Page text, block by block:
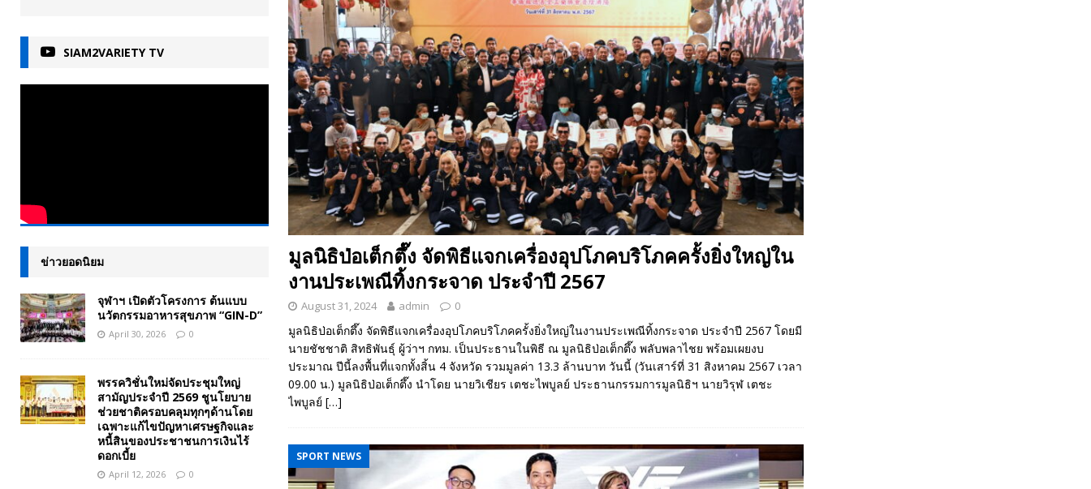
มูลนิธิป่อเต็กตึ๊ง จัดพิธีแจกเครื่องอุปโภคบริโภคครั้งยิ่งใหญ่ใน
งานประเพณีทิ้งกระจาด ประจำปี 2567
August 31, 2024 admin 0
มูลนิธิป่อเต็กตึ๊ง จัดพิธีแจกเครื่องอุปโภคบริโภคครั้งยิ่งใหญ่ในงานประเพณีทิ้งกระจาด ประจำปี 2567 โดยมี
นายชัชชาติ สิทธิพันธุ์ ผู้ว่าฯ กทม. เป็นประธานในพิธี ณ มูลนิธิป่อเต็กตึ๊ง พลับพลาไชย พร้อมเผยงบ
ประมาณ ปีนี้ลงพื้นที่แจกทั้งสิ้น 4 จังหวัด รวมมูลค่า 13.3 ล้านบาท วันนี้ (วันเสาร์ที่ 31 สิงหาคม 2567 เวลา
09.00 น.) มูลนิธิป่อเต็กตึ๊ง นำโดย นายวิเชียร เตชะไพบูลย์ ประธานกรรมการมูลนิธิฯ นายวิรุฬ เตชะ
ไพบูลย์ […]
SPORT NEWS
SIAM2VARIETY TV
ข่าวยอดนิยม
จุฬาฯ เปิดตัวโครงการ ต้นแบบ
นวัตกรรมอาหารสุขภาพ “GIN-D”
April 30, 2026 0
พรรควิชั่นใหม่จัดประชุมใหญ่
สามัญประจำปี 2569 ชูนโยบาย
ช่วยชาติครอบคลุมทุกๆด้านโดย
เฉพาะแก้ไขปัญหาเศรษฐกิจและ
หนี้สินของประชาชนการเงินไร้
ดอกเบี้ย
April 12, 2026 0